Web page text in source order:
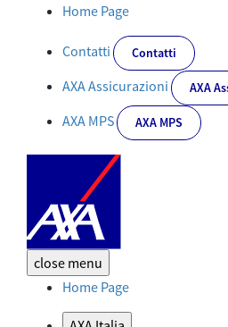
Dettaglio News - Corporate
Home Page
Contatti Contatti
AXA Assicurazioni AXA
AXA MPS AXA MPS
close menu
Home Page